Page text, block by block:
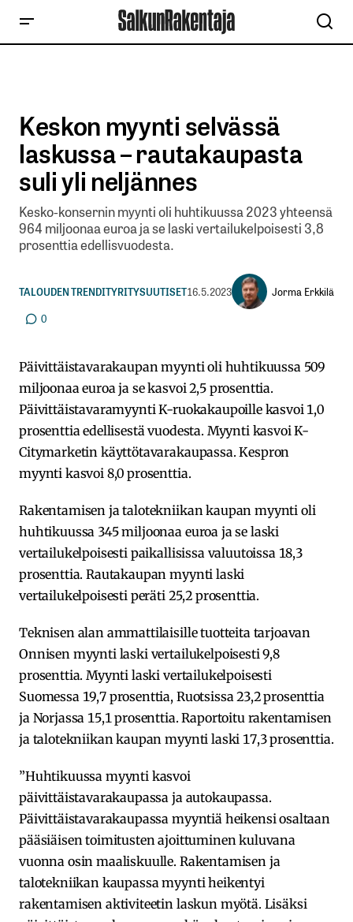
Keskon myynti selvässä
laskussa – rautakaupasta
suli yli neljännes
Kesko-konsernin myynti oli huhtikuussa 2023 yhteensä
964 miljoonaa euroa ja se laski vertailukelpoisesti 3,8
prosenttia edellisvuodesta.
TALOUDEN TRENDITYRITYSUUTISET16.5.2023
Jorma Erkkilä
0
Päivittäistavarakaupan myynti oli huhtikuussa 509
miljoonaa euroa ja se kasvoi 2,5 prosenttia.
Päivittäistavaramyynti K-ruokakaupoille kasvoi 1,0
prosenttia edellisestä vuodesta. Myynti kasvoi K-
Citymarketin käyttötavarakaupassa. Kespron
myynti kasvoi 8,0 prosenttia.
Rakentamisen ja talotekniikan kaupan myynti oli
huhtikuussa 345 miljoonaa euroa ja se laski
vertailukelpoisesti paikallisissa valuutoissa 18,3
prosenttia. Rautakaupan myynti laski
vertailukelpoisesti peräti 25,2 prosenttia.
Teknisen alan ammattilaisille tuotteita tarjoavan
Onnisen myynti laski vertailukelpoisesti 9,8
prosenttia. Myynti laski vertailukelpoisesti
Suomessa 19,7 prosenttia, Ruotsissa 23,2 prosenttia
ja Norjassa 15,1 prosenttia. Raportoitu rakentamisen
ja talotekniikan kaupan myynti laski 17,3 prosenttia.
”Huhtikuussa myynti kasvoi
päivittäistavarakaupassa ja autokaupassa.
Päivittäistavarakaupassa myyntiä heikensi osaltaan
pääsiäisen toimitusten ajoittuminen kuluvana
vuonna osin maaliskuulle. Rakentamisen ja
talotekniikan kaupassa myynti heikentyi
rakentamisen aktiviteetin laskun myötä. Lisäksi